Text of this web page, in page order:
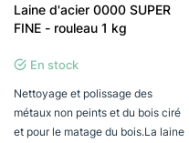
Laine d'acier 0000 SUPER
FINE - rouleau 1 kg
En stock
Nettoyage et polissage des
métaux non peints et du bois ciré
et pour le matage du bois.La laine